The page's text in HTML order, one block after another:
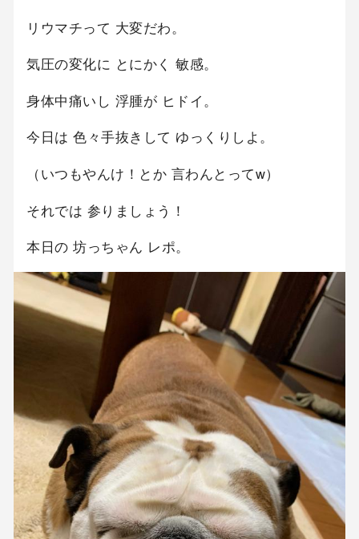
リウマチって 大変だわ。
気圧の変化に とにかく 敏感。
身体中痛いし 浮腫が ヒドイ。
今日は 色々手抜きして ゆっくりしよ。
（いつもやんけ！とか 言わんとってw）
それでは 参りましょう！
本日の 坊っちゃん レポ。